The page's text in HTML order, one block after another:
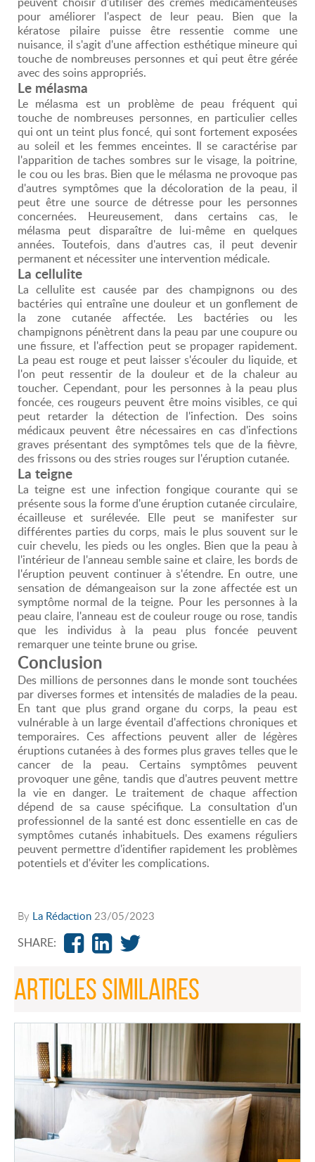
pour améliorer l'aspect de leur peau. Bien que la
kératose pilaire puisse être ressentie comme une
nuisance, il s'agit d'une affection esthétique mineure qui
touche de nombreuses personnes et qui peut être gérée
avec des soins appropriés.
Le mélasma
Le mélasma est un problème de peau fréquent qui
touche de nombreuses personnes, en particulier celles
qui ont un teint plus foncé, qui sont fortement exposées
au soleil et les femmes enceintes. Il se caractérise par
l'apparition de taches sombres sur le visage, la poitrine,
le cou ou les bras. Bien que le mélasma ne provoque pas
d'autres symptômes que la décoloration de la peau, il
peut être une source de détresse pour les personnes
concernées. Heureusement, dans certains cas, le
mélasma peut disparaître de lui-même en quelques
années. Toutefois, dans d'autres cas, il peut devenir
permanent et nécessiter une intervention médicale.
La cellulite
La cellulite est causée par des champignons ou des
bactéries qui entraîne une douleur et un gonflement de
la zone cutanée affectée. Les bactéries ou les
champignons pénètrent dans la peau par une coupure ou
une fissure, et l'affection peut se propager rapidement.
La peau est rouge et peut laisser s'écouler du liquide, et
l'on peut ressentir de la douleur et de la chaleur au
toucher. Cependant, pour les personnes à la peau plus
foncée, ces rougeurs peuvent être moins visibles, ce qui
peut retarder la détection de l'infection. Des soins
médicaux peuvent être nécessaires en cas d'infections
graves présentant des symptômes tels que de la fièvre,
des frissons ou des stries rouges sur l'éruption cutanée.
La teigne
La teigne est une infection fongique courante qui se
présente sous la forme d'une éruption cutanée circulaire,
écailleuse et surélevée. Elle peut se manifester sur
différentes parties du corps, mais le plus souvent sur le
cuir chevelu, les pieds ou les ongles. Bien que la peau à
l'intérieur de l'anneau semble saine et claire, les bords de
l'éruption peuvent continuer à s'étendre. En outre, une
sensation de démangeaison sur la zone affectée est un
symptôme normal de la teigne. Pour les personnes à la
peau claire, l'anneau est de couleur rouge ou rose, tandis
que les individus à la peau plus foncée peuvent
remarquer une teinte brune ou grise.
Conclusion
Des millions de personnes dans le monde sont touchées
par diverses formes et intensités de maladies de la peau.
En tant que plus grand organe du corps, la peau est
vulnérable à un large éventail d'affections chroniques et
temporaires. Ces affections peuvent aller de légères
éruptions cutanées à des formes plus graves telles que le
cancer de la peau. Certains symptômes peuvent
provoquer une gêne, tandis que d'autres peuvent mettre
la vie en danger. Le traitement de chaque affection
dépend de sa cause spécifique. La consultation d'un
professionnel de la santé est donc essentielle en cas de
symptômes cutanés inhabituels. Des examens réguliers
peuvent permettre d'identifier rapidement les problèmes
potentiels et d'éviter les complications.
By La Rédaction 23/05/2023
SHARE:
ARTICLES SIMILAIRES